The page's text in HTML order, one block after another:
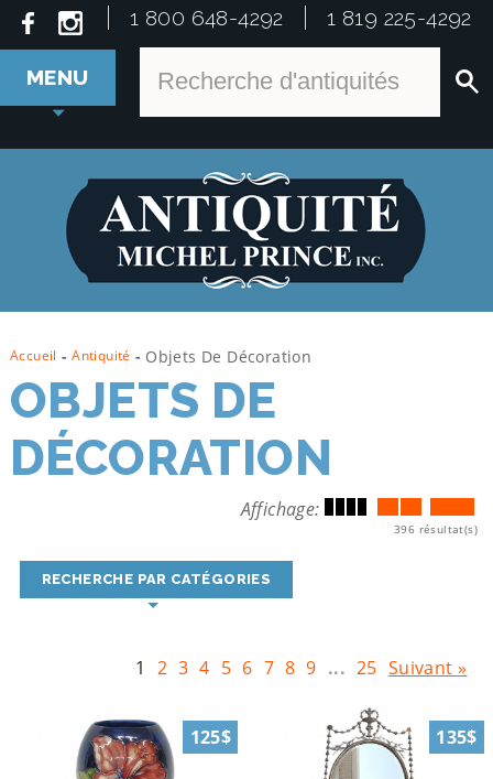
1 800 648-4292 1 819 225-4292
MENU
Accueil - Antiquité - Objets De Décoration
OBJETS DE
DÉCORATION
Affichage:
396 résultat(s)
RECHERCHE PAR CATÉGORIES
1 2 3 4 5 6 7 8 9 ... 25 Suivant »
125$ 135$